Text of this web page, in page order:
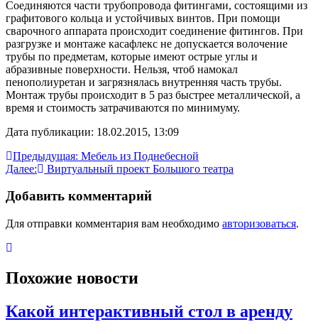
Соединяются части трубопровода фитингами, состоящими из
графитового кольца и устойчивых винтов. При помощи
сварочного аппарата происходит соединение фитингов. При
разгрузке и монтаже касафлекс не допускается волочение
трубы по предметам, которые имеют острые углы и
абразивные поверхности. Нельзя, чтоб намокал
пенополиуретан и загрязнялась внутренняя часть трубы.
Монтаж трубы происходит в 5 раз быстрее металлической, а
время и стоимость затрачиваются по минимуму.
Дата публикации: 18.02.2015, 13:09
Навигация
по
записям
Предыдущая: Мебель из Поднебесной
Далее:
Виртуальный проект Большого театра
Добавить комментарий
Для отправки комментария вам необходимо авторизоваться.
Похожие новости
Какой интерактивный стол в аренду